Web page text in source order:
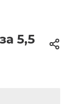
5,5